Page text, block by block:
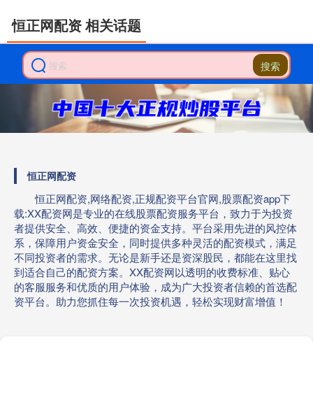
搜索
恒正网配资
恒正网配资,网络配资,正规配资平台官网,股票配资app下
载:XX配资网是专业的在线股票配资服务平台，致力于为投资
者提供安全、高效、便捷的资金支持。平台采用先进的风控体
系，保障用户资金安全，同时提供多种灵活的配资模式，满足
不同投资者的需求。无论是新手还是资深股民，都能在这里找
到适合自己的配资方案。XX配资网以透明的收费标准、贴心
的客服服务和优质的用户体验，成为广大投资者信赖的首选配
资平台。助力您抓住每一次投资机遇，轻松实现财富增值！
恒正网配资 相关话题